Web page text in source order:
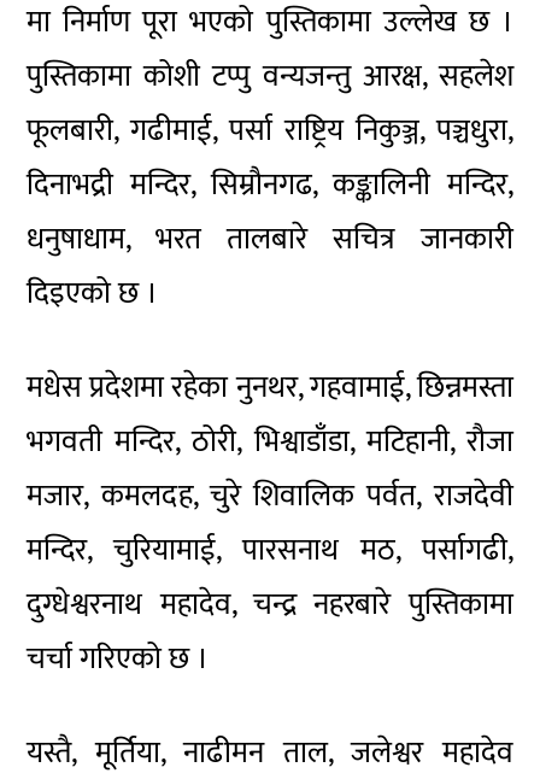
मा निर्माण पूरा भएको पुस्तिकामा उल्लेख छ ।
पुस्तिकामा कोशी टप्पु वन्यजन्तु आरक्ष, सहलेश
फूलबारी, गढीमाई, पर्सा राष्ट्रिय निकुञ्ज, पञ्चधुरा,
दिनाभद्री मन्दिर, सिम्रौनगढ, कङ्कालिनी मन्दिर,
धनुषाधाम, भरत तालबारे सचित्र जानकारी
दिइएको छ ।
मधेस प्रदेशमा रहेका नुनथर, गहवामाई, छिन्नमस्ता
भगवती मन्दिर, ठोरी, भिश्वाडाँडा, मटिहानी, रौजा
मजार, कमलदह, चुरे शिवालिक पर्वत, राजदेवी
मन्दिर, चुरियामाई, पारसनाथ मठ, पर्सागढी,
दुग्धेश्वरनाथ महादेव, चन्द्र नहरबारे पुस्तिकामा
चर्चा गरिएको छ ।
यस्तै, मूर्तिया, नाढीमन ताल, जलेश्वर महादेव